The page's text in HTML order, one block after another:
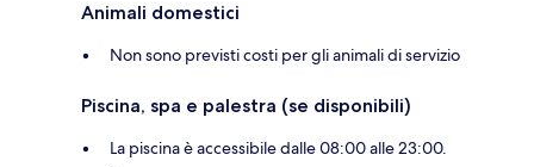
Animali domestici
Non sono previsti costi per gli animali di servizio
Piscina, spa e palestra (se disponibili)
La piscina è accessibile dalle 08:00 alle 23:00.